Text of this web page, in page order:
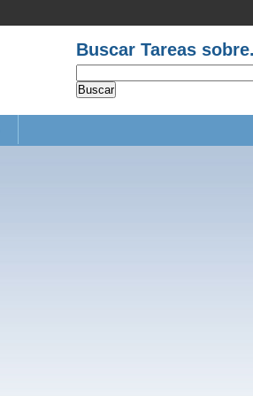
Buscar Tareas